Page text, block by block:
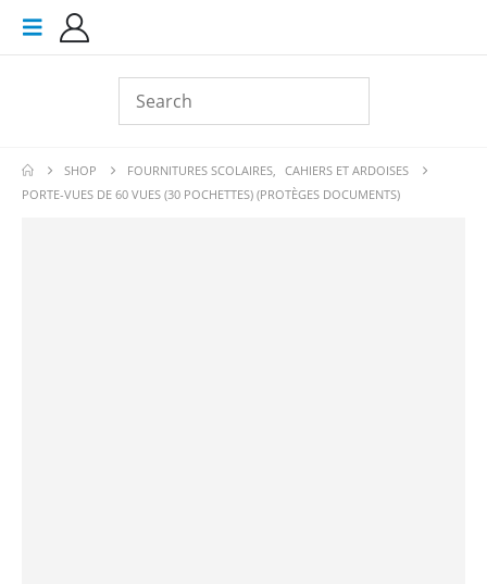
SHOP FOURNITURES SCOLAIRES,
CAHIERS ET ARDOISES
PORTE-VUES DE 60 VUES (30 POCHETTES) (PROTÈGES DOCUMENTS)